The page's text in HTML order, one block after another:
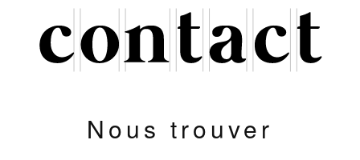
Nous trouver